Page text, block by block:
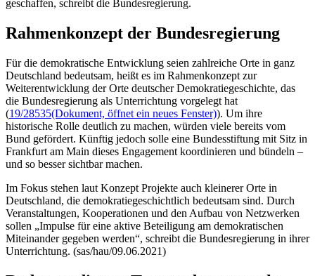
geschaffen, schreibt die Bundesregierung.
Rahmenkonzept der Bundesregierung
Für die demokratische Entwicklung seien zahlreiche Orte in ganz
Deutschland bedeutsam, heißt es im Rahmenkonzept zur
Weiterentwicklung der Orte deutscher Demokratiegeschichte, das
die Bundesregierung als Unterrichtung vorgelegt hat
(19/28535(Dokument, öffnet ein neues Fenster)). Um ihre
historische Rolle deutlich zu machen, würden viele bereits vom
Bund gefördert. Künftig jedoch solle eine Bundesstiftung mit Sitz in
Frankfurt am Main dieses Engagement koordinieren und bündeln –
und so besser sichtbar machen.
Im Fokus stehen laut Konzept Projekte auch kleinerer Orte in
Deutschland, die demokratiegeschichtlich bedeutsam sind. Durch
Veranstaltungen, Kooperationen und den Aufbau von Netzwerken
sollen „Impulse für eine aktive Beteiligung am demokratischen
Miteinander gegeben werden“, schreibt die Bundesregierung in ihrer
Unterrichtung. (sas/hau/09.06.2021)